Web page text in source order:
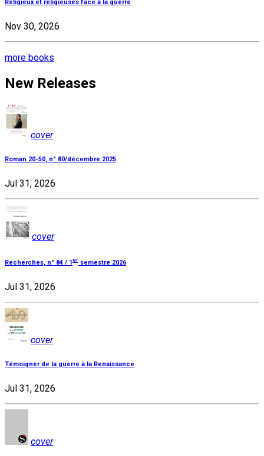
Religieux et religieuses face à la guerre
Nov 30, 2026
more books
New Releases
cover
Roman 20-50, n° 80/décembre 2025
Jul 31, 2026
cover
Recherches, n° 84 / 1er semestre 2026
Jul 31, 2026
cover
Témoigner de la guerre à la Renaissance
Jul 31, 2026
cover